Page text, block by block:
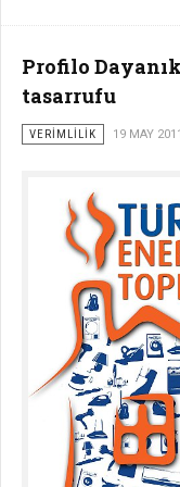
Profilo
tasarrufu
VERIMLILIK 19 MAY 2011